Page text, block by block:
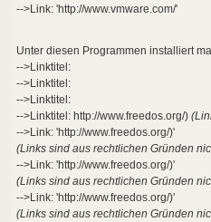
-->Link: 'http://www.vmware.com/'
Unter diesen Programmen installiert
-->Linktitel:
-->Linktitel:
-->Linktitel:
-->Linktitel: http://www.freedos.org/)
-->Link: 'http://www.freedos.org/)'
(Links sind aus rechtlichen Gründen
-->Link: 'http://www.freedos.org/)'
(Links sind aus rechtlichen Gründen
-->Link: 'http://www.freedos.org/)'
(Links sind aus rechtlichen Gründen